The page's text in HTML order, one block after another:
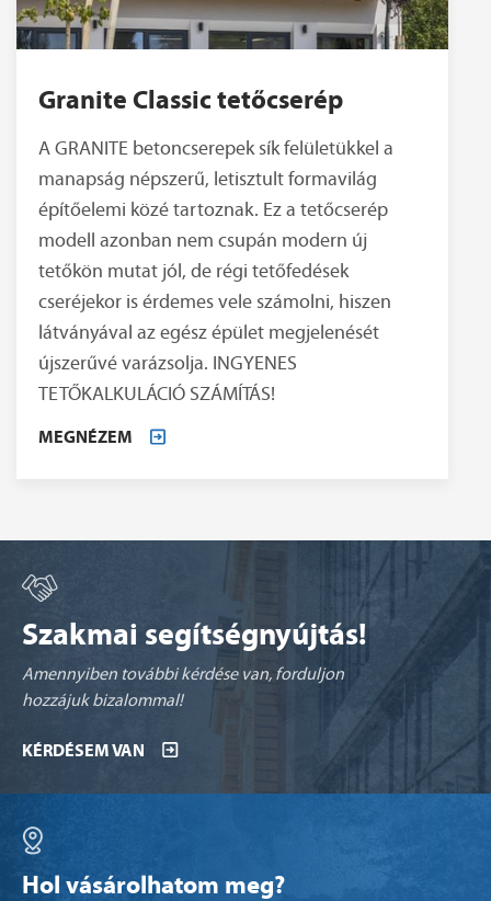
Granite Classic tetőcserép
A GRANITE betoncserepek sík felületükkel a
manapság népszerű, letisztult formavilág
építőelemi közé tartoznak. Ez a tetőcserép
modell azonban nem csupán modern új
tetőkön mutat jól, de régi tetőfedések
cseréjekor is érdemes vele számolni, hiszen
látványával az egész épület megjelenését
újszerűvé varázsolja. INGYENES
TETŐKALKULÁCIÓ SZÁMÍTÁS!
MEGNÉZEM
Szakmai segítségnyújtás!
Amennyiben további kérdése van, forduljon
hozzájuk bizalommal!
KÉRDÉSEM VAN
Hol vásárolhatom meg?